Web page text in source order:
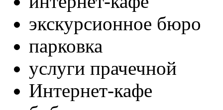
экскурсионное бюро
парковка
услуги прачечной
Интернет-кафе